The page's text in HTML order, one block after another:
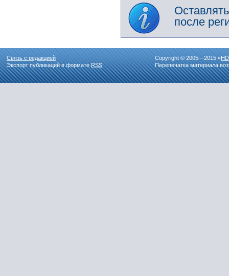
после
Связь с редакцией
Экспорт публикаций в форматеRSS
Copyright © 2005—2015 «
Перепечатка материала